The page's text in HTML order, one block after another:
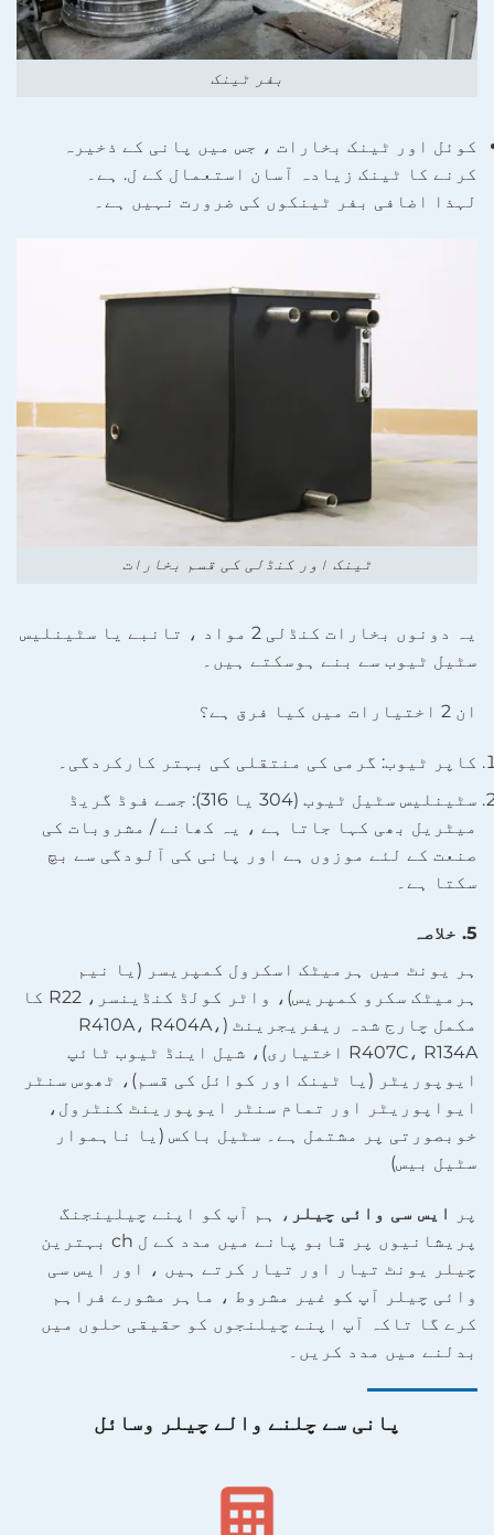
بفر ٹینک
کوئل اور ٹینک بخارات ، جس میں پانی کے ذخیرہ
کرنے کا ٹینک زیادہ آسان استعمال کے ل. ہے۔
لہذا اضافی بفر ٹینکوں کی ضرورت نہیں ہے۔
ٹینک اور کنڈلی کی قسم بخارات
یہ دونوں بخارات کنڈلی 2 مواد ، تانبے یا سٹینلیس
سٹیل ٹیوب سے بنے ہوسکتے ہیں۔
ان 2 اختیارات میں کیا فرق ہے؟
کاپر ٹیوب: گرمی کی منتقلی کی بہتر کارکردگی۔
سٹینلیس سٹیل ٹیوب (304 یا 316): جسے فوڈ گریڈ
میٹریل بھی کہا جاتا ہے ، یہ کھانے / مشروبات کی
صنعت کے لئے موزوں ہے اور پانی کی آلودگی سے بچ
سکتا ہے۔
5. خلاصہ
ہر یونٹ میں ہرمیٹک اسکرول کمپریسر (یا نیم
ہرمیٹک سکرو کمپریس)، واٹر کولڈ کنڈینسر، R22 کا
مکمل چارج شدہ ریفریجرینٹ (R410A، R404A،
R407C، R134A اختیاری)، شیل اینڈ ٹیوب ٹائپ
ایوپوریٹر (یا ٹینک اور کوائل کی قسم)، ٹھوس سنٹر
ایواپوریٹر اور تمام سنٹر ایوپورینٹ کنٹرول،
خوبصورتی پر مشتمل ہے۔ سٹیل باکس (یا ناہموار
سٹیل بیس)
پر ایس سی وائی چیلر ، ہم آپ کو اپنے چیلینجنگ
پریشانیوں پر قابو پانے میں مدد کے ل ch بہترین
چیلر یونٹ تیار اور تیار کرتے ہیں ، اور ایس سی
وائی چیلر آپ کو غیر مشروط ، ماہر مشورے فراہم
کرے گا تاکہ آپ اپنے چیلنجوں کو حقیقی حلوں میں
بدلنے میں مدد کریں۔
پانی سے چلنے والے چیلر وسائل